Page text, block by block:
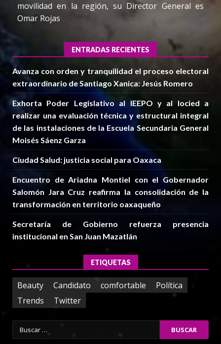
movilidad en la región, su Director General es
Omar Rojas
ENTRADAS RECIENTES
Avanza con orden y tranquilidad el proceso electoral
extraordinario de Santiago Xanica: Jesús Romero
Exhorta Poder Legislativo al IEEPO y al Iocied a
realizar una evaluación técnica y estructural integral
de las instalaciones de la Escuela Secundaria General
Moisés Sáenz Garza
Ciudad Salud: justicia social para Oaxaca
Encuentro de Ariadna Montiel con el Gobernador
Salomón Jara Cruz reafirma la consolidación de la
transformación en territorio oaxaqueño
Secretaría de Gobierno refuerza presencia
institucional en San Juan Mazatlán
ETIQUETAS
Beauty Candidato comfortable
Política
Trends
Twitter
Buscar: